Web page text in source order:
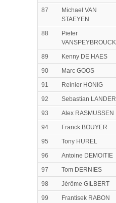
87
Michael VAN
STAEYEN
88
Pieter
VANSPEYBROUCK
89 Kenny DE HAES
90
Marc GOOS
91
Reinier HONIG
92
Sebastian LANDER
93
Alex RASMUSSEN
94
Franck BOUYER
95
Tony HUREL
96
Antoine DEMOITIE
97
Tom DERNIES
98
Jérôme GILBERT
99
Frantisek RABON